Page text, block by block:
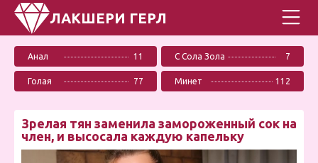
ЛАКШЕРИ ГЕРЛ
Анал 11 С Сола Зола 7
Голая 77 Минет 112
Зрелая тян заменила замороженный сок на
член, и высосала каждую капельку